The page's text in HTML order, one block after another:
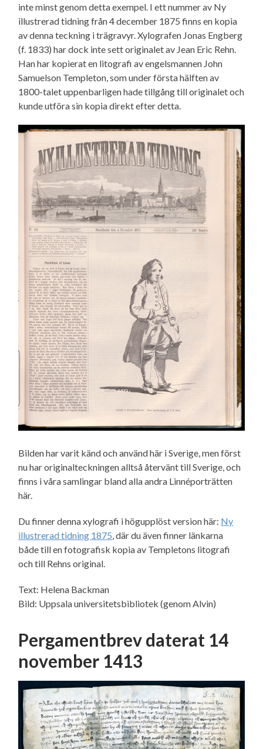
inte minst genom detta exempel. I ett nummer av Ny
illustrerad tidning från 4 december 1875 finns en kopia
av denna teckning i trägravyr. Xylografen Jonas Engberg
(f. 1833) har dock inte sett originalet av Jean Eric Rehn.
Han har kopierat en litografi av engelsmannen John
Samuelson Templeton, som under första hälften av
1800-talet uppenbarligen hade tillgång till originalet och
kunde utföra sin kopia direkt efter detta.
Bilden har varit känd och använd här i Sverige, men först
nu har originalteckningen alltså återvänt till Sverige, och
finns i våra samlingar bland alla andra Linnéporträtten
här.
Du finner denna xylografi i högupplöst version här: Ny
illustrerad tidning 1875, där du även finner länkarna
både till en fotografisk kopia av Templetons litografi
och till Rehns original.
Text: Helena Backman
Bild: Uppsala universitetsbibliotek (genom Alvin)
Pergamentbrev daterat 14
november 1413